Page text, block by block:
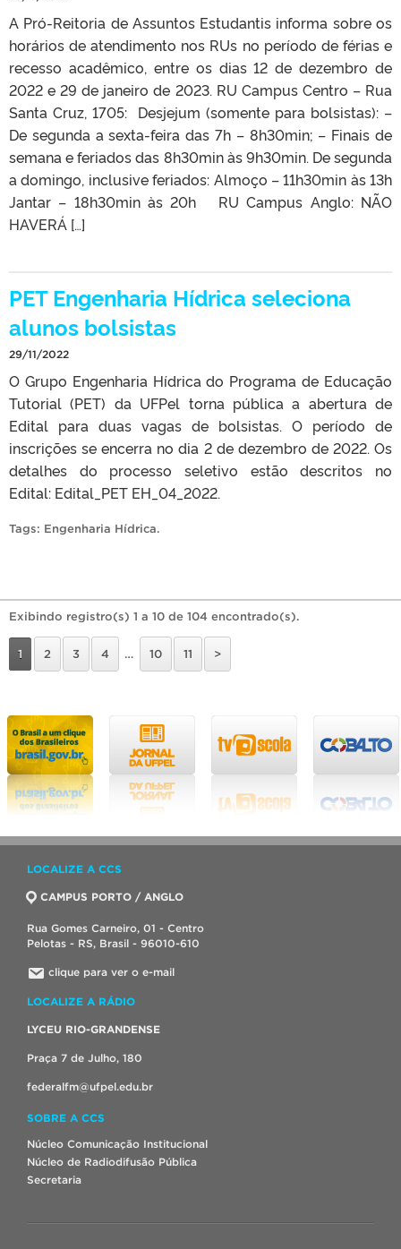
A Pró-Reitoria de Assuntos Estudantis informa sobre os
horários de atendimento nos RUs no período de férias e
recesso acadêmico, entre os dias 12 de dezembro de
2022 e 29 de janeiro de 2023. RU Campus Centro – Rua
Santa Cruz, 1705: Desjejum (somente para bolsistas): –
De segunda a sexta-feira das 7h – 8h30min; – Finais de
semana e feriados das 8h30min às 9h30min. De segunda
a domingo, inclusive feriados: Almoço – 11h30min às 13h
Jantar – 18h30min às 20h RU Campus Anglo: NÃO
HAVERÁ […]
PET Engenharia Hídrica seleciona
alunos bolsistas
29/11/2022
O Grupo Engenharia Hídrica do Programa de Educação
Tutorial (PET) da UFPel torna pública a abertura de
Edital para duas vagas de bolsistas. O período de
inscrições se encerra no dia 2 de dezembro de 2022. Os
detalhes do processo seletivo estão descritos no
Edital: Edital_PET EH_04_2022.
Tags: Engenharia Hídrica.
Exibindo registro(s) 1 a 10 de 104 encontrado(s).
1 2 3 4 … 10 11 >
LOCALIZE A CCS
CAMPUS PORTO / ANGLO
Rua Gomes Carneiro, 01 - Centro
Pelotas - RS, Brasil - 96010-610
clique para ver o e-mail
LOCALIZE A RÁDIO
LYCEU RIO-GRANDENSE
Praça 7 de Julho, 180
federalfm@ufpel.edu.br
SOBRE A CCS
Núcleo Comunicação Institucional
Núcleo de Radiodifusão Pública
Secretaria